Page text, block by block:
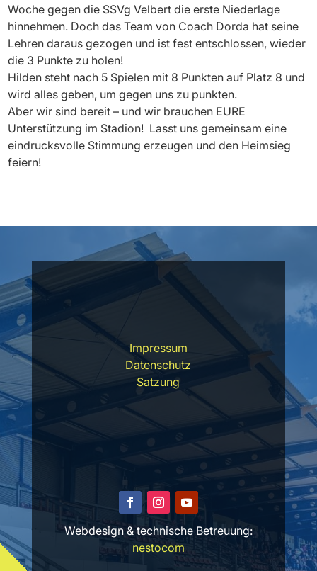
Woche gegen die SSVg Velbert die erste Niederlage
hinnehmen. Doch das Team von Coach Dorda hat seine
Lehren daraus gezogen und ist fest entschlossen, wieder
die 3 Punkte zu holen!
Hilden steht nach 5 Spielen mit 8 Punkten auf Platz 8 und
wird alles geben, um gegen uns zu punkten.
Aber wir sind bereit – und wir brauchen EURE
Unterstützung im Stadion! Lasst uns gemeinsam eine
eindrucksvolle Stimmung erzeugen und den Heimsieg
feiern!
Impressum
Datenschutz
Satzung
Webdesign & technische Betreuung:
nestocom